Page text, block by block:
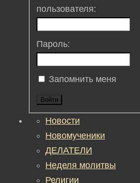
пользователя:
Пароль:
Запомнить меня
Войти
Новости
Новомученики
ДЕЛАТЕЛИ
Неделя молитвы
Религии